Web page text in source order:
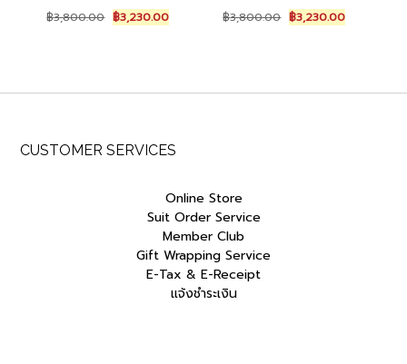
฿3,800.00 Original
price
฿3,230.00Current
price
฿3,800.00 Original
price
฿3,230.00Current
price
CUSTOMER SERVICES
Online Store
Suit Order Service
Member Club
Gift Wrapping Service
E-Tax & E-Receipt
แจ้งชำระเงิน